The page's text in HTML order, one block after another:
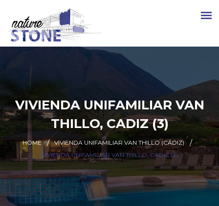
VIVIENDA UNIFAMILIAR VAN
THILLO, CADIZ (3)
HOME
VIVIENDA UNIFAMILIAR VAN THILLO (CÁDIZ)
VIVIENDA UNIFAMILIAR VAN THILLO, CADIZ (3)